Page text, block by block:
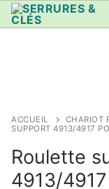
Aller
au
ACCUEIL CHARIOT
SUPPORT 4913/4917
Roulette
4913/